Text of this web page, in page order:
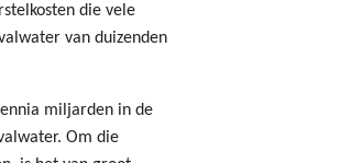
die vele
van duizenden
miljarden in de
Om die